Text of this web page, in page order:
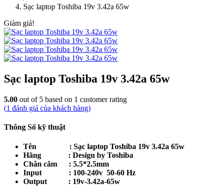
Sạc laptop Toshiba 19v 3.42a 65w
Giảm giá!
Sạc laptop Toshiba 19v 3.42a 65w
5.00 out of 5 based on 1 customer rating
(1 đánh giá của khách hàng)
Thông Số kỹ thuật
Tên : Sạc laptop Toshiba 19v 3.42a 65w
Hãng : Design by Toshiba
Chân cắm : 5.5*2.5mm
Input : 100-240v 50-60 Hz
Output : 19v-3.42a-65w